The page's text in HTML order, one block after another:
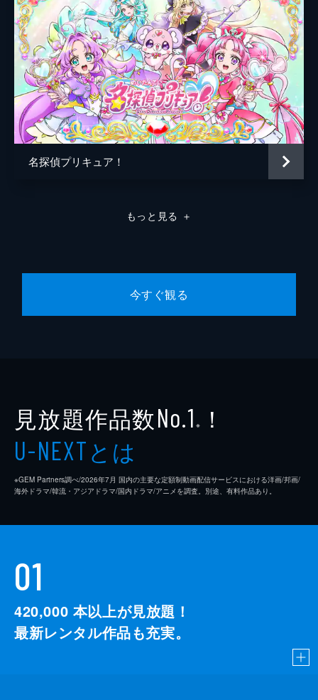
名探偵プリキュア！
もっと見る ＋
今すぐ観る
見放題作品数No.1 ※ ！
U-NEXTとは
※GEM Partners調べ/2026年7⽉ 国内の主要な定額制動画配信サービスにおける洋画/邦画/
海外ドラマ/韓流・アジアドラマ/国内ドラマ/アニメを調査。別途、有料作品あり。
01
420,000 本以上が見放題！
最新レンタル作品も充実。